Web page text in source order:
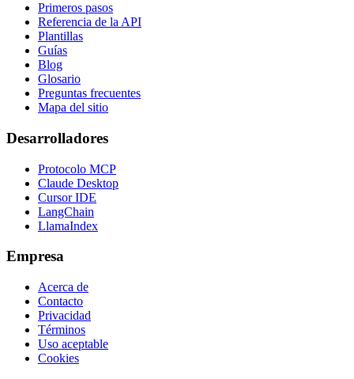
Primeros pasos
Referencia de la API
Plantillas
Guías
Blog
Glosario
Preguntas frecuentes
Mapa del sitio
Desarrolladores
Protocolo MCP
Claude Desktop
Cursor IDE
LangChain
LlamaIndex
Empresa
Acerca de
Contacto
Privacidad
Términos
Uso aceptable
Cookies